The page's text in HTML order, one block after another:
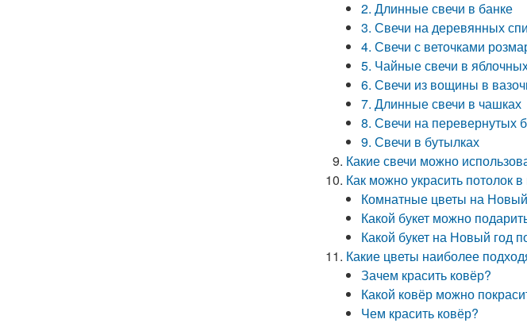
2. Длинные свечи в банке
3. Свечи на деревянных
4. Свечи с веточками
5. Чайные свечи в
6. Свечи из вощины в
7. Длинные свечи в чашках
8. Свечи на перевернутых
9. Свечи в бутылках
Какие свечи можно
Как можно украсить потолок
Комнатные цветы на
Какой букет можно
Какой букет на Новый год
Какие цветы наиболее
Зачем красить ковёр?
Какой ковёр можно
Чем красить ковёр?